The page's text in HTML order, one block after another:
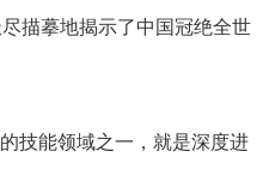
描摹地揭示了中国冠绝全世
技能领域之一，就是深度进